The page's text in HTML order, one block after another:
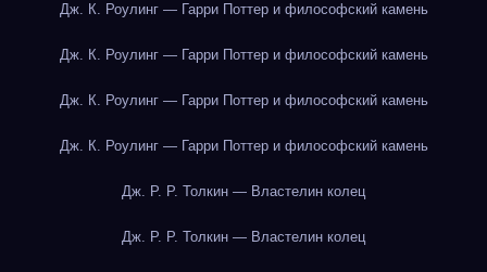
Дж. К. Роулинг — Гарри Поттер и философский камень
Дж. К. Роулинг — Гарри Поттер и философский камень
Дж. К. Роулинг — Гарри Поттер и философский камень
Дж. К. Роулинг — Гарри Поттер и философский камень
Дж. Р. Р. Толкин — Властелин колец
Дж. Р. Р. Толкин — Властелин колец